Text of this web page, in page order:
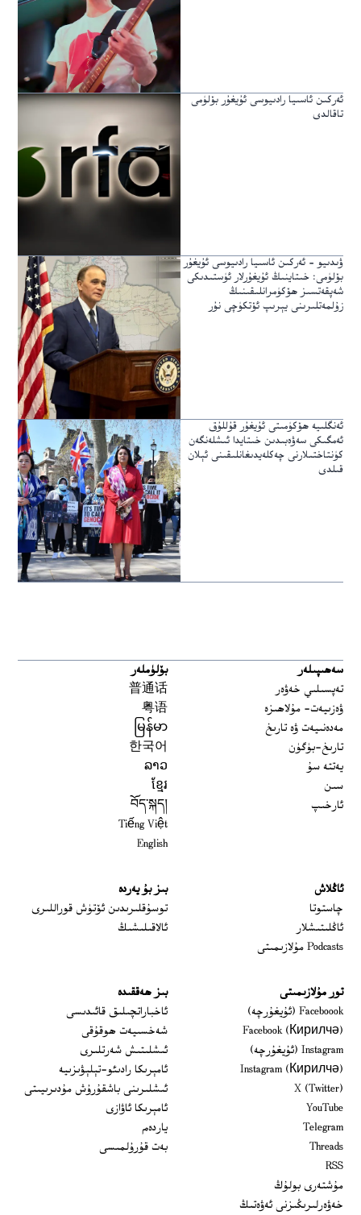
ئەركىن ئاسىيا رادىيوسى ئۇيغۇر بۆلۈمى
تاقالدى
ۋىدىيو – ئەركىن ئاسىيا رادىيوسى ئۇيغۇر
بۆلۈمى: خىتاينىڭ ئۇيغۇرلار ئۈستىدىكى
شەپقەتسىز ھۆكۈمرانلىقىنىڭ
زۇلمەتلىرىنى يېرىپ ئۆتكۈچى نۇر
ئەنگلىيە ھۆكۈمىتى ئۇيغۇر قۇللۇق
ئەمگىكى سەۋەبىدىن خىتايدا ئىشلەنگەن
كۈنتاختىلارنى چەكلەيدىغانلىقىنى ئېلان
قىلدى
سەھىپىلەر
تەپسىلىي خەۋەر
ۋەزىيەت- مۇلاھىزە
مەدەنىيەت ۋە تارىخ
تارىخ-بۈگۈن
يەتتە سۇ
سىن
ئارخىپ
بۆلۈملەر
普通话
粤语
မြန်မာ
한국어
ລາວ
ខ្មែរ
བོད་སྐད།
Tiếng Việt
English
ئاڭلاش
چاستوتا
ئاڭلىتىشلار
Podcasts مۇلازىمىتى
بىز بۇ يەردە
توسۇقلىرىدىن ئۆتۈش قوراللىرى
ئالاقىلىشىڭ
تور مۇلازىمىتى
Faceboook (ئۇيغۇرچە)
Opens in new window
Facebook (Кирилчә)
Opens in new window
Instagram (ئۇيغۇرچە)
Opens in new window
Instagram (Кирилчә)
Opens in new window
X (Twitter)
YouTube
Telegram
Threads
RSS
مۇشتەرى بولۇڭ
خەۋەرلىرىڭىزنى ئەۋەتىڭ
بىز ھەققىدە
ئاخباراتچىلىق قائىدىسى
شەخسىيەت ھوقۇقى
ئىشلىتىش شەرتلىرى
ئامېرىكا رادىئو-تېلېۋىزىيە
ئىشلىرىنى باشقۇرۇش مۇدىرىيىتى
ئامېرىكا ئاۋازى
ياردەم
بەت قۇرۇلمىسى